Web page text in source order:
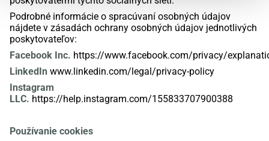
Podrobné informácie o spracúvaní osobných údajov
nájdete v zásadách ochrany osobných údajov jednotlivých
poskytovateľov:
Facebook Inc. https://www.facebook.com/privacy/
LinkedIn www.linkedin.com/legal/privacy-policy
Instagram
LLC. https://help.instagram.com/155833707900388
Používanie cookies